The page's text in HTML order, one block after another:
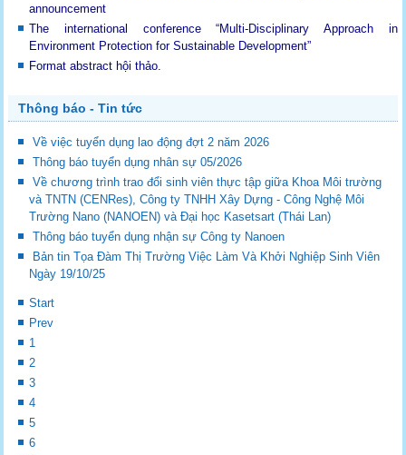
announcement
The international conference “Multi-Disciplinary Approach in
Environment Protection for Sustainable Development”
Format abstract hội thảo.
Thông báo - Tin tức
Về việc tuyển dụng lao động đợt 2 năm 2026
Thông báo tuyển dụng nhân sự 05/2026
Về chương trình trao đổi sinh viên thực tập giữa Khoa Môi trường
và TNTN (CENRes), Công ty TNHH Xây Dựng - Công Nghệ Môi
Trường Nano (NANOEN) và Đại học Kasetsart (Thái Lan)
Thông báo tuyển dụng nhận sự Công ty Nanoen
Bản tin Tọa Đàm Thị Trường Việc Làm Và Khởi Nghiệp Sinh Viên
Ngày 19/10/25
Start
Prev
1
2
3
4
5
6